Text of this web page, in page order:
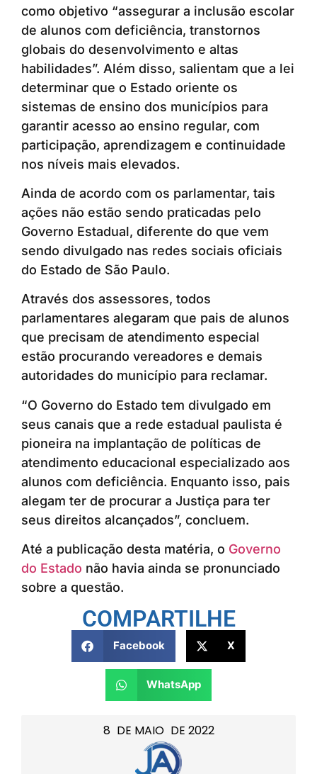
8 DE MAIO DE 2022
como objetivo “assegurar a inclusão escolar
de alunos com deficiência, transtornos
globais do desenvolvimento e altas
habilidades”. Além disso, salientam que a lei
determinar que o Estado oriente os
sistemas de ensino dos municípios para
garantir acesso ao ensino regular, com
participação, aprendizagem e continuidade
nos níveis mais elevados.
Ainda de acordo com os parlamentar, tais
ações não estão sendo praticadas pelo
Governo Estadual, diferente do que vem
sendo divulgado nas redes sociais oficiais
do Estado de São Paulo.
Através dos assessores, todos
parlamentares alegaram que pais de alunos
que precisam de atendimento especial
estão procurando vereadores e demais
autoridades do município para reclamar.
“O Governo do Estado tem divulgado em
seus canais que a rede estadual paulista é
pioneira na implantação de políticas de
atendimento educacional especializado aos
alunos com deficiência. Enquanto isso, pais
alegam ter de procurar a Justiça para ter
seus direitos alcançados”, concluem.
Até a publicação desta matéria, o Governo
do Estado não havia ainda se pronunciado
sobre a questão.
COMPARTILHE
Facebook X
WhatsApp